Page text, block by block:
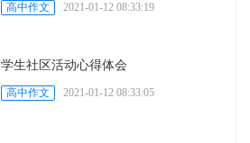
高中作文 2021-01-12 08:33:19
学生社区活动心得体会
高中作文 2021-01-12 08:33:05